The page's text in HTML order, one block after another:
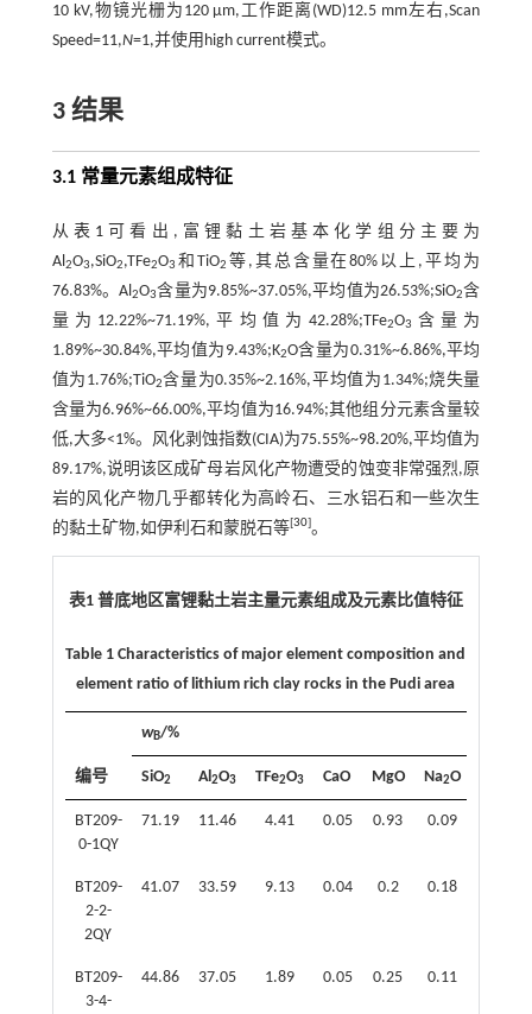
10 kV,物镜光栅为120 μm,工作距离(WD)12.5 mm左右,Scan
Speed=11,N=1,并使用high current模式。
3 结果
3.1 常量元素组成特征
从 表1 可看出,富锂黏土岩基本化学组分主要为
Al 2O3,SiO2,TFe2O3 和TiO2 等,其总含量在80%以上,平均为
76.83%。Al2O3含量为9.85%~37.05%,平均值为26.53%;SiO2含
量为12.22%~71.19%,平均值为42.28%;TFe2O3 含量为
1.89%~30.84%,平均值为9.43%;K2O含量为0.31%~6.86%,平均
值为1.76%;TiO2含量为0.35%~2.16%,平均值为1.34%;烧失量
含量为6.96%~66.00%,平均值为16.94%;其他组分元素含量较
低,大多<1%。风化剥蚀指数(CIA)为75.55%~98.20%,平均值为
89.17%,说明该区成矿母岩风化产物遭受的蚀变非常强烈,原
岩的风化产物几乎都转化为高岭石、三水铝石和一些次生
的黏土矿物,如伊利石和蒙脱石等[30]。
表1 普底地区富锂黏土岩主量元素组成及元素比值特征
Table 1 Characteristics of major element composition and
element ratio of lithium rich clay rocks in the Pudi area
编号
wB/%
SiO2 Al2O3 TFe2O3 CaO MgO Na2O
BT209-
0-1QY
71.19 11.46 4.41 0.05 0.93 0.09
BT209-
2-2-
2QY
41.07 33.59 9.13 0.04 0.2 0.18
BT209-
3-4-
44.86 37.05 1.89 0.05 0.25 0.11